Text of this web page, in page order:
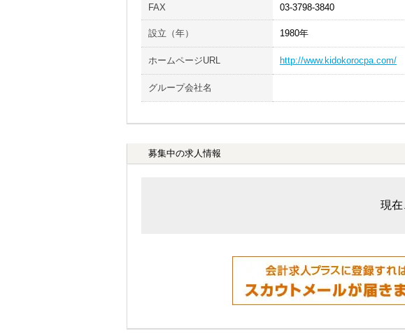
FAX 03-3798-3840
設立（年） 1980年
ホームページURL http://www.kidokorocpa.com/
グループ会社名
募集中の求人情報
現在